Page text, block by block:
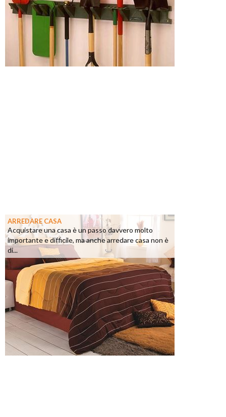
ARREDARE CASA
Acquistare una casa è un passo davvero molto
importante e difficile, ma anche arredare casa non è
di...